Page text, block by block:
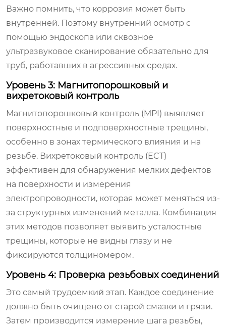
Важно помнить, что коррозия может быть
внутренней. Поэтому внутренний осмотр с
помощью эндоскопа или сквозное
ультразвуковое сканирование обязательно для
труб, работавших в агрессивных средах.
Уровень 3: Магнитопорошковый и
вихретоковый контроль
Магнитопорошковый контроль (MPI) выявляет
поверхностные и подповерхностные трещины,
особенно в зонах термического влияния и на
резьбе. Вихретоковый контроль (ECT)
эффективен для обнаружения мелких дефектов
на поверхности и измерения
электропроводности, которая может меняться из-
за структурных изменений металла. Комбинация
этих методов позволяет выявить усталостные
трещины, которые не видны глазу и не
фиксируются толщиномером.
Уровень 4: Проверка резьбовых соединений
Это самый трудоемкий этап. Каждое соединение
должно быть очищено от старой смазки и грязи.
Затем производится измерение шага резьбы,